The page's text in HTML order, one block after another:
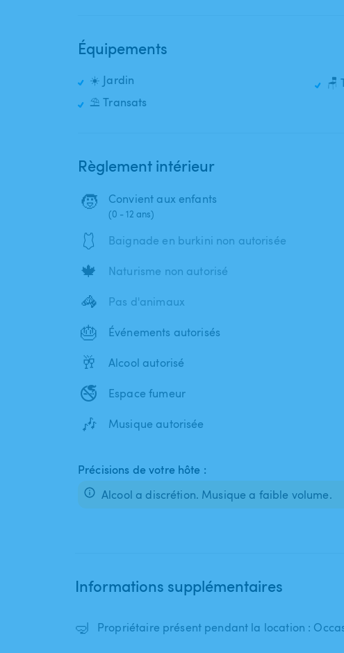
Équipements
☀️ Jardin
⛱️ Transats
🪑
Règlement intérieur
🧒 Convient aux enfants
(0 - 12 ans)
🩱 Baignade en burkini non autorisée
🍁 Naturisme non autorisé
🦓 Pas d'animaux
🎂 Événements autorisés
🥂 Alcool autorisé
🚭 Espace fumeur
🎶 Musique autorisée
Précisions de votre hôte :
Alcool a discrétion. Musique a faible volume.
Informations supplémentaires
🤿 Propriétaire présent pendant la location :